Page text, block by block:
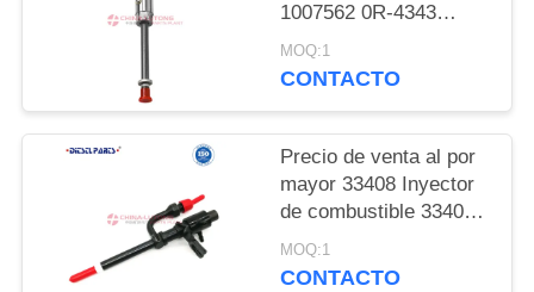
PRIVACY
POLICY
1007562 0R-4343
Partes del motor 100-
7562 Para el pilar de la
826G
MOQ:1
CONTACTO
Precio de venta al por
mayor 33408 Inyector
de combustible 33408
Inyector Assy para
Ford Transit Stanadyne
MOQ:1
CONTACTO